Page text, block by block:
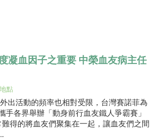
凝血因子之重要 中榮血友病主任
點
出活動的頻率也相對受限，台灣賽諾菲為
各界舉辦「動身前行血友鐵人爭霸賽」
難得的將血友們聚集在一起，讓血友們之間